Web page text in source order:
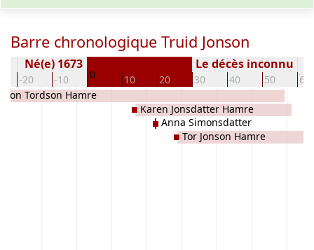
Barre chronologique Truid Jonson
-20 -10 0 10 20 30 40 50 60
Né(e) 1673 Le décès inconnu
Jon Tordson Hamre
Karen Jonsdatter Hamre
Anna Simonsdatter
Tor Jonson Hamre